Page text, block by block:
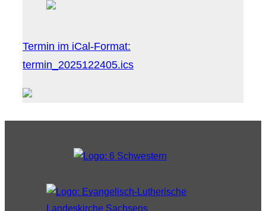
Termin im iCal-Format:
termin_2025122405.ics